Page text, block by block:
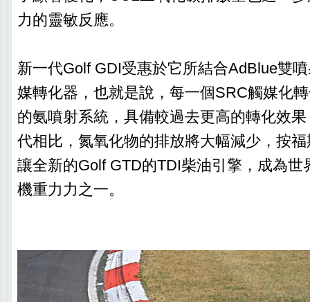
力的靈敏反應。‎
新一代Golf GDI受惠於它所結合AdBlue雙
媒轉化器，也就是說，每一個SRC觸媒化
的氨噴射系統，具備較過去更高的轉化效
代相比，氮氧化物的排放將大幅減少，按
讓全新的Golf GTD的TDI柴油引擎，成為世
機重力力之一。